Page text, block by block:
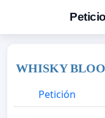
WHISKY
Petición